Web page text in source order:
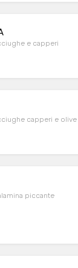
e capperi
capperi e olive
piccante